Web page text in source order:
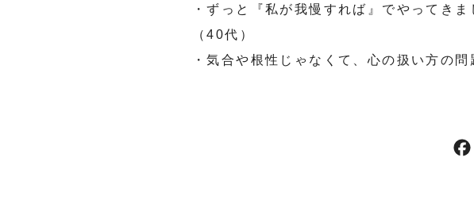
・ずっと『私が我慢すれば』でやってき
（40代）
・気合や根性じゃなくて、心の扱い方の